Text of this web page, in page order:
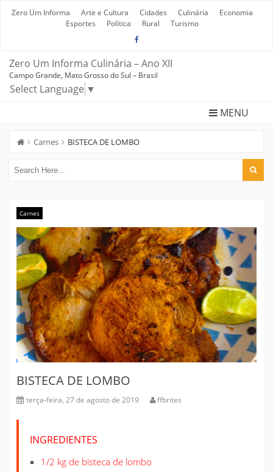
Zero Um Informa Arte e Cultura Cidades Culinária
Economia
Esportes
Política Rural Turismo
Zero Um Informa Culinária – Ano XII
Campo Grande, Mato Grosso do Sul – Brasil
Select Language ▼
MENU
Carnes BISTECA DE LOMBO
Carnes
BISTECA DE LOMBO
terça-feira, 27 de agosto de 2019 ffbrites
INGREDIENTES
1/2 kg de bisteca de lombo